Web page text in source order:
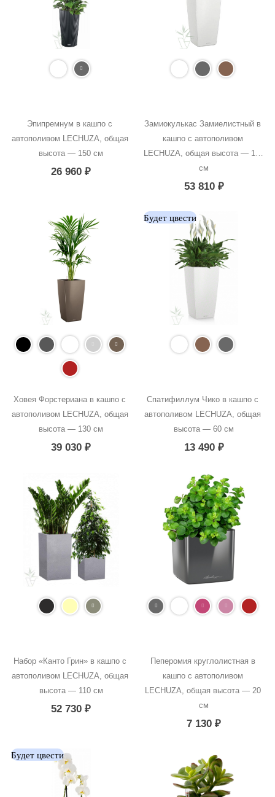
Эпипремнум в кашпо с
автополивом LECHUZA, общая
высота — 150 см
26 960₽
Замиокулькас Замиелистный в
кашпо с автополивом
LECHUZA, общая высота — 150
см
53 810 ₽
Ховея Форстериана в кашпо с
автополивом LECHUZA, общая
высота — 130 см
39 030₽
Будет цвести
Спатифиллум Чико в кашпо с
автополивом LECHUZA, общая
высота — 60 см
13 490 ₽
Набор «Канто Грин» в кашпо с
автополивом LECHUZA, общая
высота — 110 см
52 730₽
Пеперомия круглолистная в
кашпо с автополивом
LECHUZA, общая высота — 20
см
7 130₽
Будет цвести